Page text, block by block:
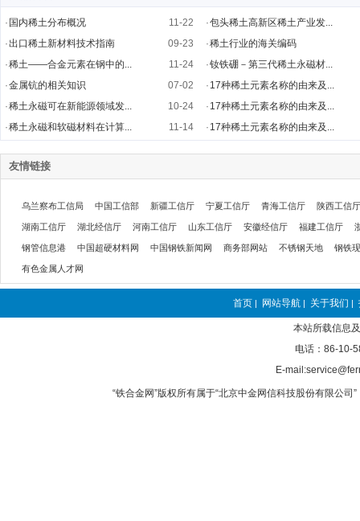
· 国内稀土分布概况
11-22
·出口稀土新材料技术指南
09-23
·稀土——合金元素在钢中的...
11-24
·金属钪的相关知识
07-02
·稀土永磁可在新能源领域发...
10-24
·稀土永磁和软磁材料在计算... 11-14
·包头稀土高新区稀土产业发...
·稀土行业的海关编码
·钕铁硼－第三代稀土永磁材...
· 17种稀土元素名称的由来及...
· 17种稀土元素名称的由来及...
· 17种稀土元素名称的由来及...
友情链接
乌兰察布工信局 中国工信部 新疆工信厅 宁夏工信厅 青海工信厅 陕西工信厅
湖南工信厅 湖北经信厅 河南工信厅 山东工信厅 安徽经信厅 福建工信厅
钢管信息港 中国超硬材料网 中国钢铁新闻网 商务部网站 不锈钢天地 钢铁
有色金属人才网
首页 | 网站导航 | 关于我们 |
本站所载信息
电话：86-10-
E-
“铁合金网”版权所有属于“北京中金网信科技股份有限公司